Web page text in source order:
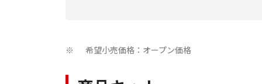
※ 希望小売価格：オープン価格